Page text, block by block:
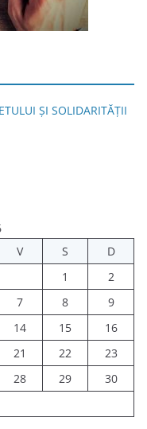
ȘI SOLIDARITĂȚII
V S
D
1
2
7 8
9
14 15
16
21 22
23
28 29
30